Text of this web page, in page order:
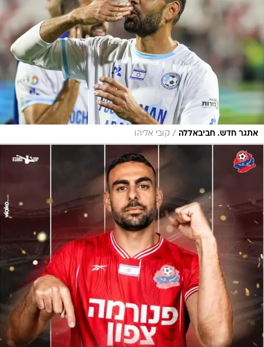
אתגר חדש. חביבאללה / קובי אליהו